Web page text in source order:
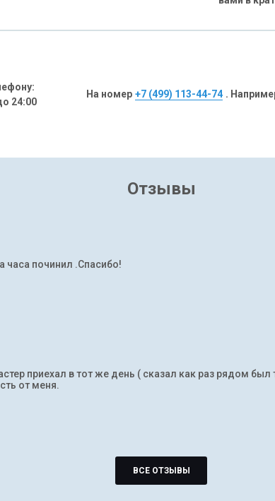
24:00
На номер +7 (499) 113-44-74 .
Отзывы
часа починил .Спасибо!
приехал в тот же день ( сказал как раз рядом
от меня.
ВСЕ ОТЗЫВЫ